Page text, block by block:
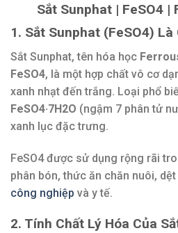
Sắt Sunphat | FeSO4 |
1. Sắt Sunphat (FeSO4) Là
Sắt Sunphat, tên hóa học
FeSO4, là một hợp chất vô cơ
xanh nhạt đến trắng. Loại phổ
FeSO4·7H2O (ngậm 7 phân tử
xanh lục đặc trưng.
FeSO4 được sử dụng rộng rãi
phân bón, thức ăn chăn nuôi,
công nghiệp và y tế.
2. Tính Chất Lý Hóa Của